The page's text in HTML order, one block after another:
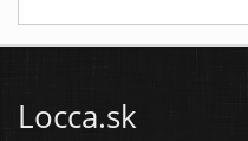
Locca.sk